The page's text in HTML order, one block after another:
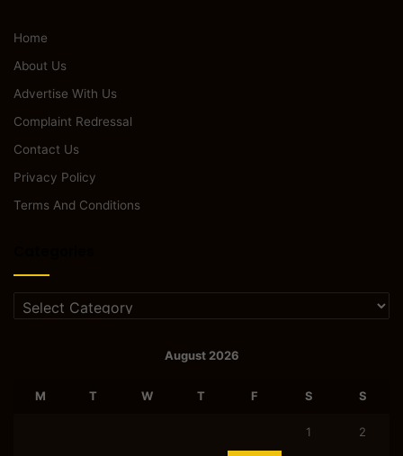
Home
About Us
Advertise With Us
Complaint Redressal
Contact Us
Privacy Policy
Terms And Conditions
Categories
August 2026
M T W T F S S
1 2